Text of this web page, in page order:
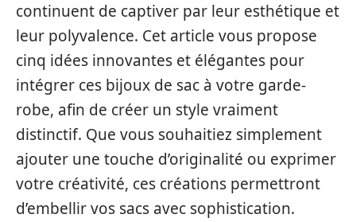
continuent de captiver par leur esthétique et
leur polyvalence. Cet article vous propose
cinq idées innovantes et élégantes pour
intégrer ces bijoux de sac à votre garde-
robe, afin de créer un style vraiment
distinctif. Que vous souhaitiez simplement
ajouter une touche d’originalité ou exprimer
votre créativité, ces créations permettront
d’embellir vos sacs avec sophistication.